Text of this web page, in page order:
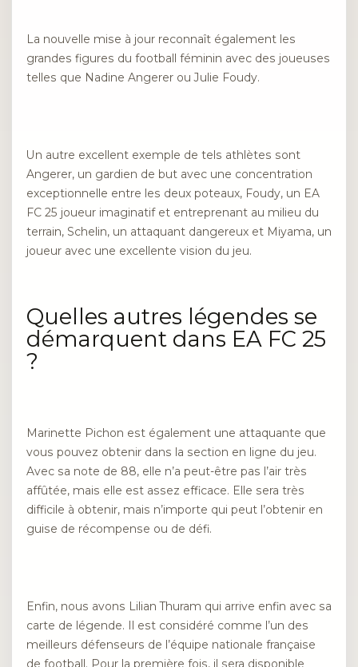
La nouvelle mise à jour reconnaît également les
grandes figures du football féminin avec des joueuses
telles que Nadine Angerer ou Julie Foudy.
Un autre excellent exemple de tels athlètes sont
Angerer, un gardien de but avec une concentration
exceptionnelle entre les deux poteaux, Foudy, un EA
FC 25 joueur imaginatif et entreprenant au milieu du
terrain, Schelin, un attaquant dangereux et Miyama, un
joueur avec une excellente vision du jeu.
Quelles autres légendes se
démarquent dans EA FC 25
?
Marinette Pichon est également une attaquante que
vous pouvez obtenir dans la section en ligne du jeu.
Avec sa note de 88, elle n’a peut-être pas l’air très
affûtée, mais elle est assez efficace. Elle sera très
difficile à obtenir, mais n’importe qui peut l’obtenir en
guise de récompense ou de défi.
Enfin, nous avons Lilian Thuram qui arrive enfin avec sa
carte de légende. Il est considéré comme l’un des
meilleurs défenseurs de l’équipe nationale française
de football. Pour la première fois, il sera disponible